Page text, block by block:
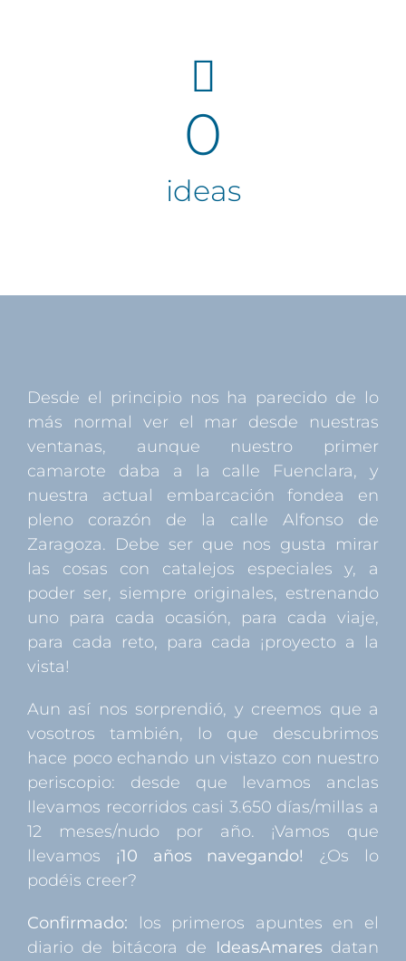
0
ideas
Desde el principio nos ha parecido de lo
más normal ver el mar desde nuestras
ventanas, aunque nuestro primer
camarote daba a la calle Fuenclara, y
nuestra actual embarcación fondea en
pleno corazón de la calle Alfonso de
Zaragoza. Debe ser que nos gusta mirar
las cosas con catalejos especiales y, a
poder ser, siempre originales, estrenando
uno para cada ocasión, para cada viaje,
para cada reto, para cada ¡proyecto a la
vista!
Aun así nos sorprendió, y creemos que a
vosotros también, lo que descubrimos
hace poco echando un vistazo con nuestro
periscopio: desde que levamos anclas
llevamos recorridos casi 3.650 días/millas a
12 meses/nudo por año. ¡Vamos que
llevamos ¡10 años navegando!
¿Os lo
podéis creer?
Confirmado: los primeros apuntes en el
diario de bitácora de IdeasAmares datan